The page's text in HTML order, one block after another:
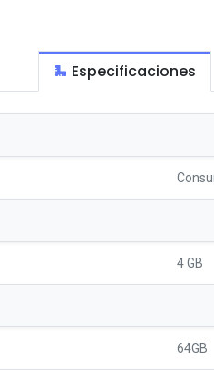
Especificaciones
4 GB
64GB